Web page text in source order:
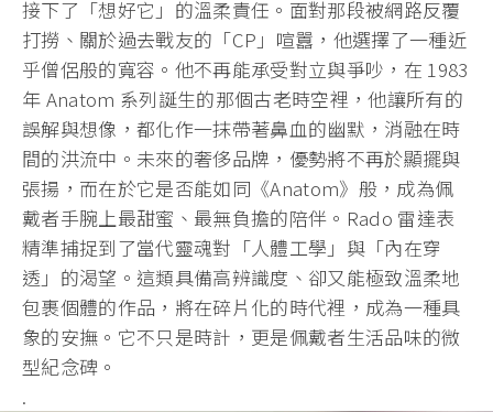
接下了「想好它」的溫柔責任。面對那段被網路反覆
打撈、關於過去戰友的「CP」喧囂，他選擇了一種近
乎僧侶般的寬容。他不再能承受對立與爭吵，在 1983
年 Anatom 系列誕生的那個古老時空裡，他讓所有的
誤解與想像，都化作一抹帶著鼻血的幽默，消融在時
間的洪流中。未來的奢侈品牌，優勢將不再於顯擺與
張揚，而在於它是否能如同《Anatom》般，成為佩
戴者手腕上最甜蜜、最無負擔的陪伴。Rado 雷達表
精準捕捉到了當代靈魂對「人體工學」與「內在穿
透」的渴望。這類具備高辨識度、卻又能極致溫柔地
包裹個體的作品，將在碎片化的時代裡，成為一種具
象的安撫。它不只是時計，更是佩戴者生活品味的微
型紀念碑。
.